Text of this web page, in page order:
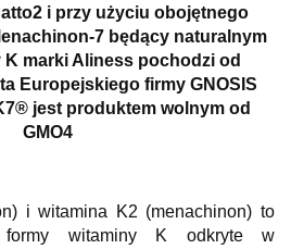
i przy użyciu obojętnego
7 będący naturalnym
K marki Aliness pochodzi od
Europejskiego firmy GNOSIS
® jest produktem wolnym od
GMO4
i witamina K2 (menachinon) to
formy witaminy K odkryte w